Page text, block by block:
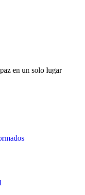
en un solo lugar